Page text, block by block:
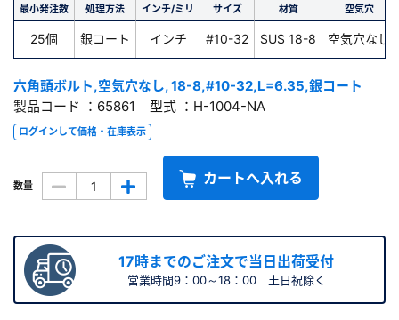
最小発注数 処理方法 インチ/ミリ サイズ 材質 空気穴
25個 銀コート インチ #10-32 SUS 18-8 空気穴なし
六角頭ボルト,空気穴なし, 18-8,#10-32,L=6.35,銀コート
製品コード ：65861 型式 ：H-1004-NA
ログインして価格・在庫表示
数量 カートへ入れる
17時までのご注文で当日出荷受付
営業時間9：00～18：00 土日祝除く